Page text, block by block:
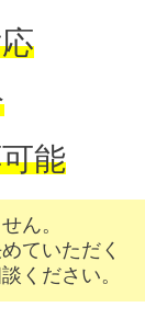
能
ん。
ていただく
ください。